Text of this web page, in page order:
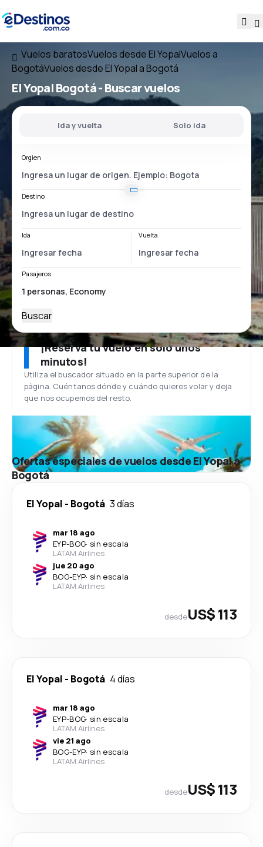
Vuelos baratosVuelos desde El YopalVuelos a
BogotáVuelos desde El Yopal a Bogotá
El Yopal Bogotá- Buscar vuelos
Ida y vuelta Solo ida
Orgien
Destino
Ida Vuelta
Pasajeros
Buscar
¡Reserva tu vuelo en solo unos
minutos!
Utiliza el buscador situado en la parte superior de la
página. Cuéntanos dónde y cuándo quieres volar y deja
que nos ocupemos del resto.
Ofertas especiales de vuelos desde El Yopal a
Bogotá
El Yopal - Bogotá 3 días
mar 18 ago
EYP-BOG· sin escala
LATAM Airlines
jue 20 ago
BOG-EYP· sin escala
LATAM Airlines
desdeUS$ 113
El Yopal - Bogotá 4 días
mar 18 ago
EYP-BOG· sin escala
LATAM Airlines
vie 21 ago
BOG-EYP· sin escala
LATAM Airlines
desdeUS$ 113